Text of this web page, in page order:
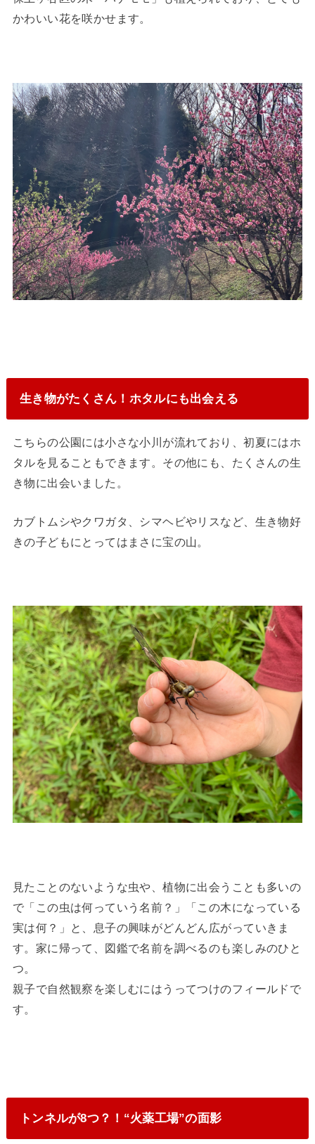
かわいい花を咲かせます。
生き物がたくさん！ホタルにも出会える
こちらの公園には小さな小川が流れており、初夏にはホ
タルを見ることもできます。その他にも、たくさんの生
き物に出会いました。
カブトムシやクワガタ、シマヘビやリスなど、生き物好
きの子どもにとってはまさに宝の山。
見たことのないような虫や、植物に出会うことも多いの
で「この虫は何っていう名前？」「この木になっている
実は何？」と、息子の興味がどんどん広がっていきま
す。家に帰って、図鑑で名前を調べるのも楽しみのひと
つ。
親子で自然観察を楽しむにはうってつけのフィールドで
す。
トンネルが8つ？！“火薬工場”の面影